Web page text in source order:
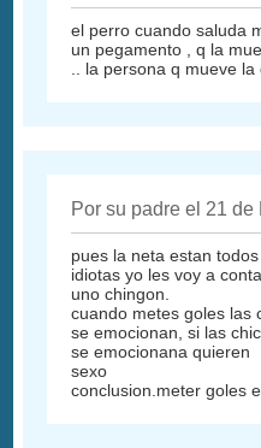
el perro cuando saluda
un pegamento , q la
.. la persona q mueve
Por su padre el 21
pues la neta estan todos
idiotas yo les voy a
uno chingon.
cuando metes goles las
se emocionan, si las
se emocionana quieren
sexo
conclusion.meter goles